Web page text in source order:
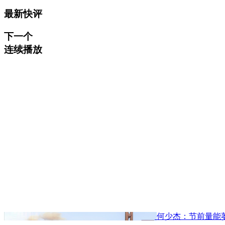
最新快评
下一个
连续播放
何少杰：节前量能